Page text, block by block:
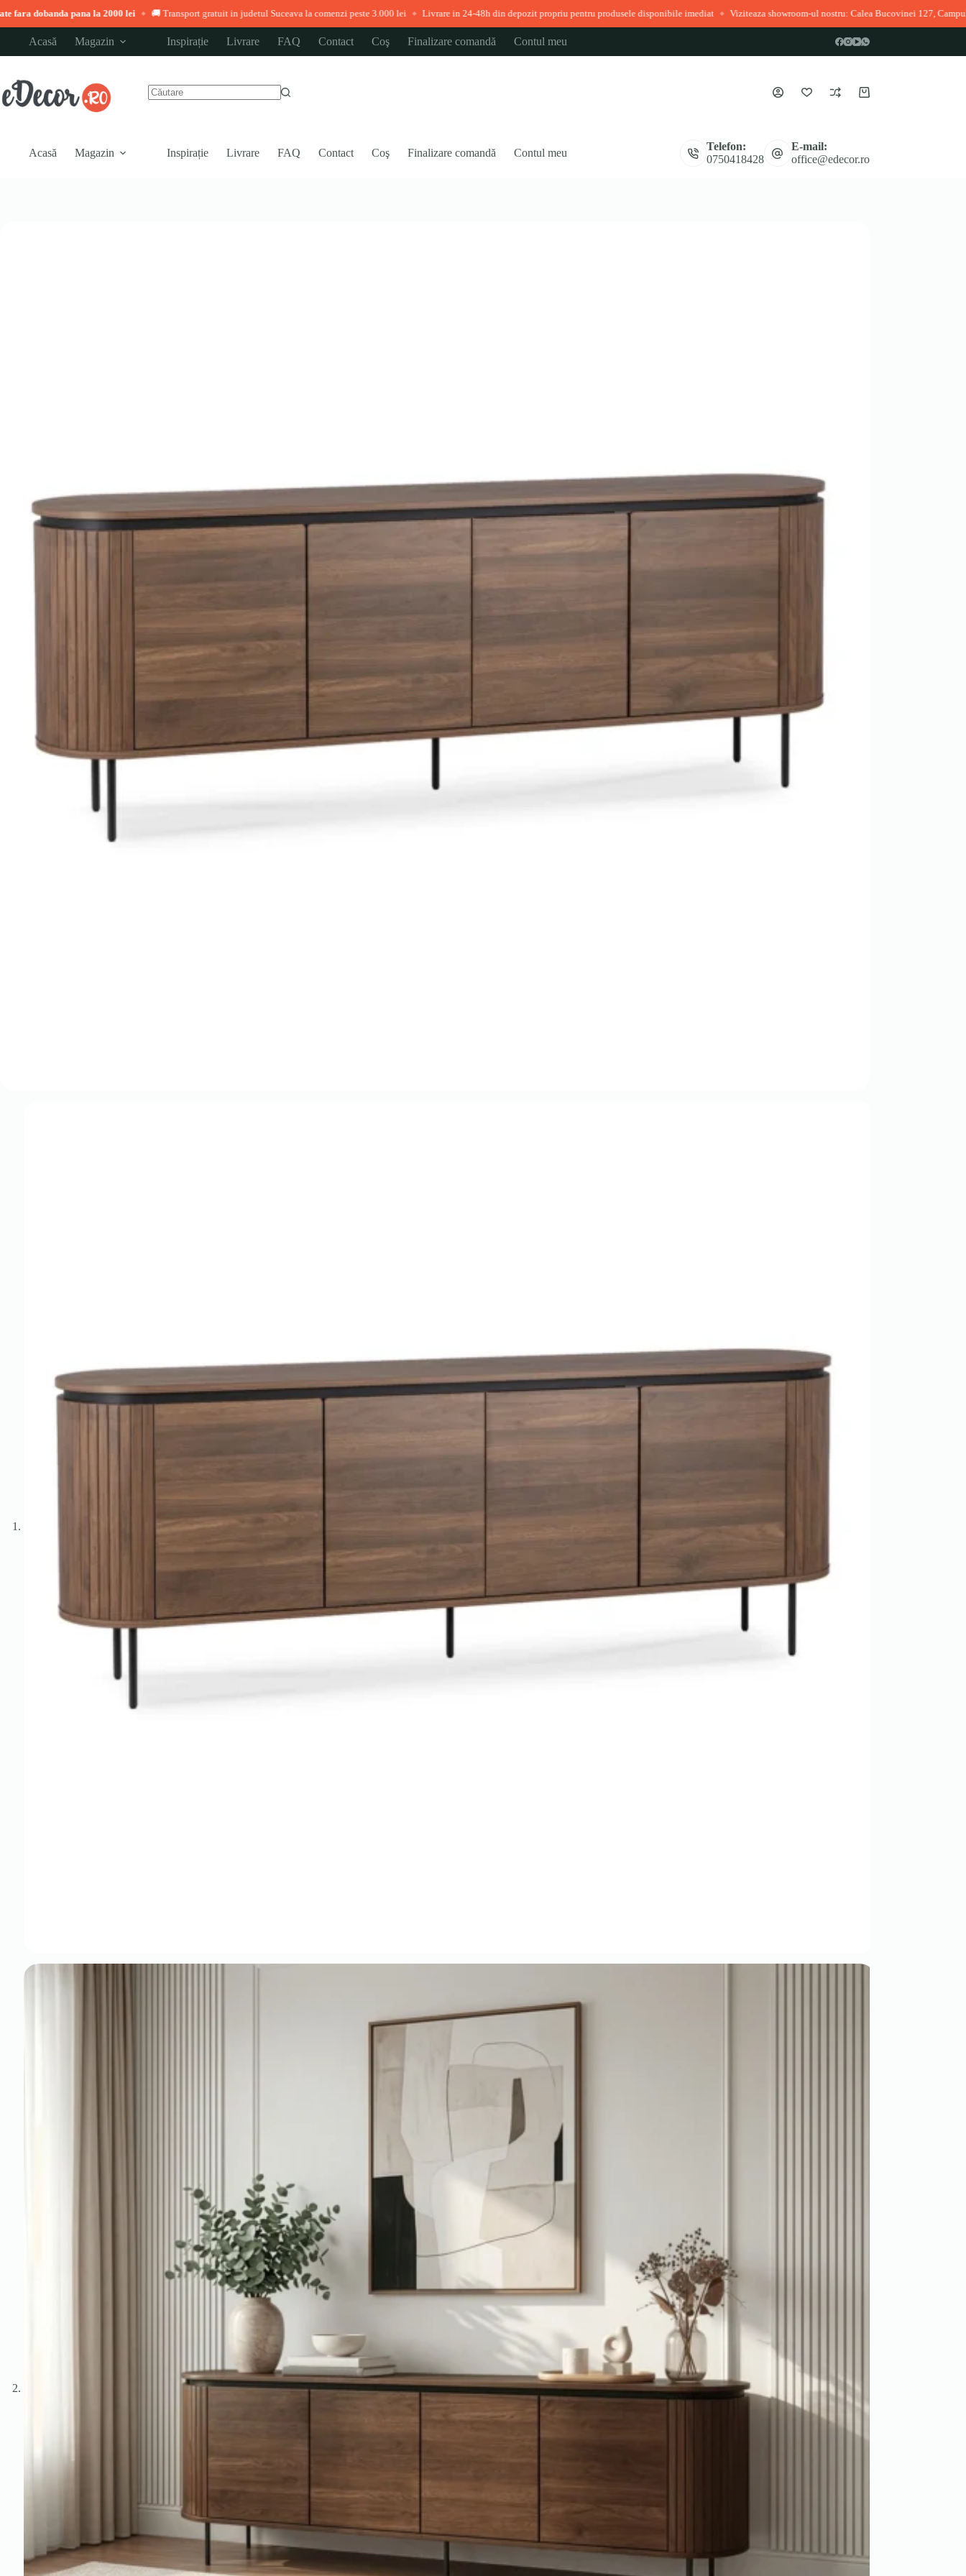
pana la 2000 lei ◆ 🚚 Transport gratuit in judetul Suceava la comenzi peste 3.000 lei ◆ Livrare in 24-48h din depozit propriu pentru produsele disponibile imediat ◆ Viziteaza showroom-ul nostru: Calea Bucovinei 127, Campulung
conținut
Acasă Magazin Inspirație Livrare FAQ Contact Coş Finalizare comandă Contul meu
Coș
Acasă Magazin Inspirație Livrare FAQ Contact Coş Finalizare comandă Contul meu
Telefon:
0750418428
E-mail:
office@edecor.ro